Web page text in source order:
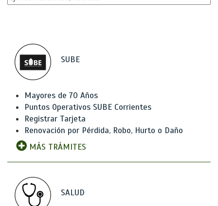
SUBE
Mayores de 70 Años
Puntos Operativos SUBE Corrientes
Registrar Tarjeta
Renovación por Pérdida, Robo, Hurto o Daño
MÁS TRÁMITES
SALUD